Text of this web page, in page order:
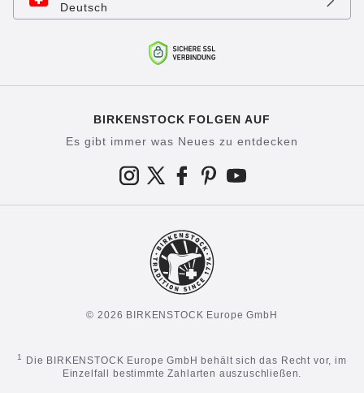
Deutsch
BIRKENSTOCK FOLGEN AUF
Es gibt immer was Neues zu entdecken
© 2026 BIRKENSTOCK Europe GmbH
1
Die BIRKENSTOCK Europe GmbH behält sich das Recht vor, im
Einzelfall bestimmte Zahlarten auszuschließen.